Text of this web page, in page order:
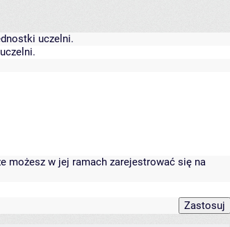
uczelni.
możesz w jej ramach zarejestrować się na